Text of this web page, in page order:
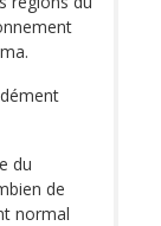
du
de
normal